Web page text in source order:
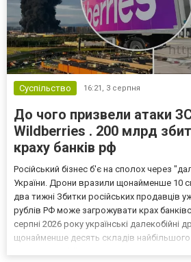
Суспільство 16:21, 3 серпня
До чого призвели атаки
Wildberries . 200 млрд
краху банків рф
Російський бізнес б'є на сполох через
України. Дрони вразили щонайменше 10
два тижні Збитки російських продавців
рублів РФ може загрожувати крах
серпні 2026 року українські далекобійні
щонайменше десять складів найбільшого